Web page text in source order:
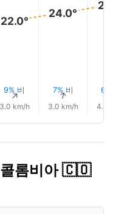
22.0°
9% 비
↑
3.0 km/h
24.0°
7% 비
↑
3.0 km/h
6%
4.0
콜롬비아 🇨🇴